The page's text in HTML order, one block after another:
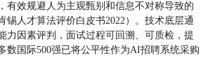
有效规避人为主观甄别和信息不对称导致的
锡人才算法评价白皮书2022）。技术底层通
力因素评判，面试过程可回溯、可质检，提
数国际500强已将公平性作为AI招聘系统采购